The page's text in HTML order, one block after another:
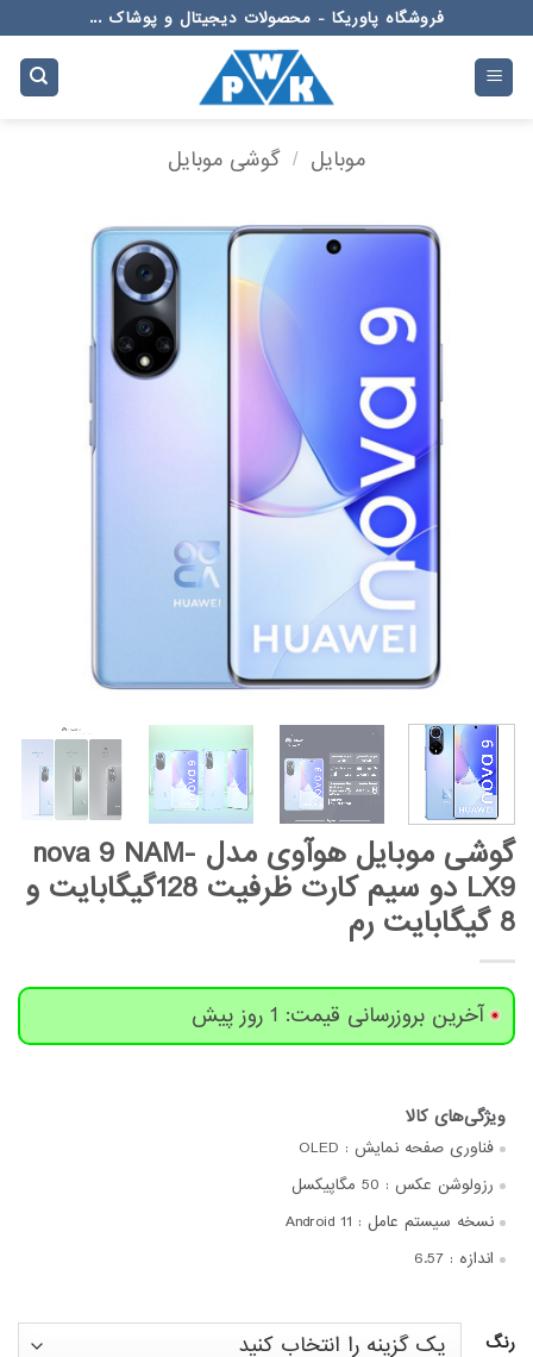
to
content
فروشگاه پاوریکا - محصولات دیجیتال و پوشاک ...
موبایل / گوشی موبایل
گوشی موبایل هوآوی مدل nova 9 NAM-
LX9 دو سیم کارت ظرفیت 128گیگابایت و
8 گیگابایت رم
آخرین بروزرسانی قیمت: 1 روز پیش
فناوری صفحه‌ نمایش : OLED
رزولوشن عکس : 50 مگاپیکسل
نسخه سیستم عامل : Android 11
اندازه : 6.57
رنگ